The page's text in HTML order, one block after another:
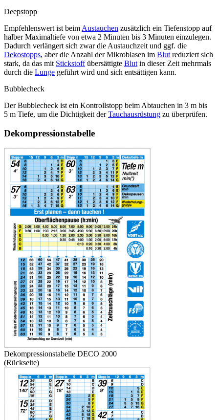
Deepstopp
Empfehlenswert ist beim Austauchen zusätzlich ein Tiefenstopp auf
halber Maximaltiefe von etwa 2 Minuten bis 3 Minuten einzulegen.
Dadurch verlängert sich zwar die Austauchzeit und ggf. die
Dekostopps, aber die Anzahl der Mikroblasen im Blut reduziert sich
stark, da das mit Stickstoffübersättigte Blut in dieser Zeit mehrmals
durch die Lunge geführt wird und sich entsättigen kann.
Bubblecheck
Der Bubblecheck ist ein Kontrollstopp beim Abtauchen in 3 m bis
5 m Tiefe, um die Dichtigkeit derTauchausrüstung zu überprüfen.
Dekompressionstabelle
Dekompressionstabelle DECO 2000
(Rückseite)